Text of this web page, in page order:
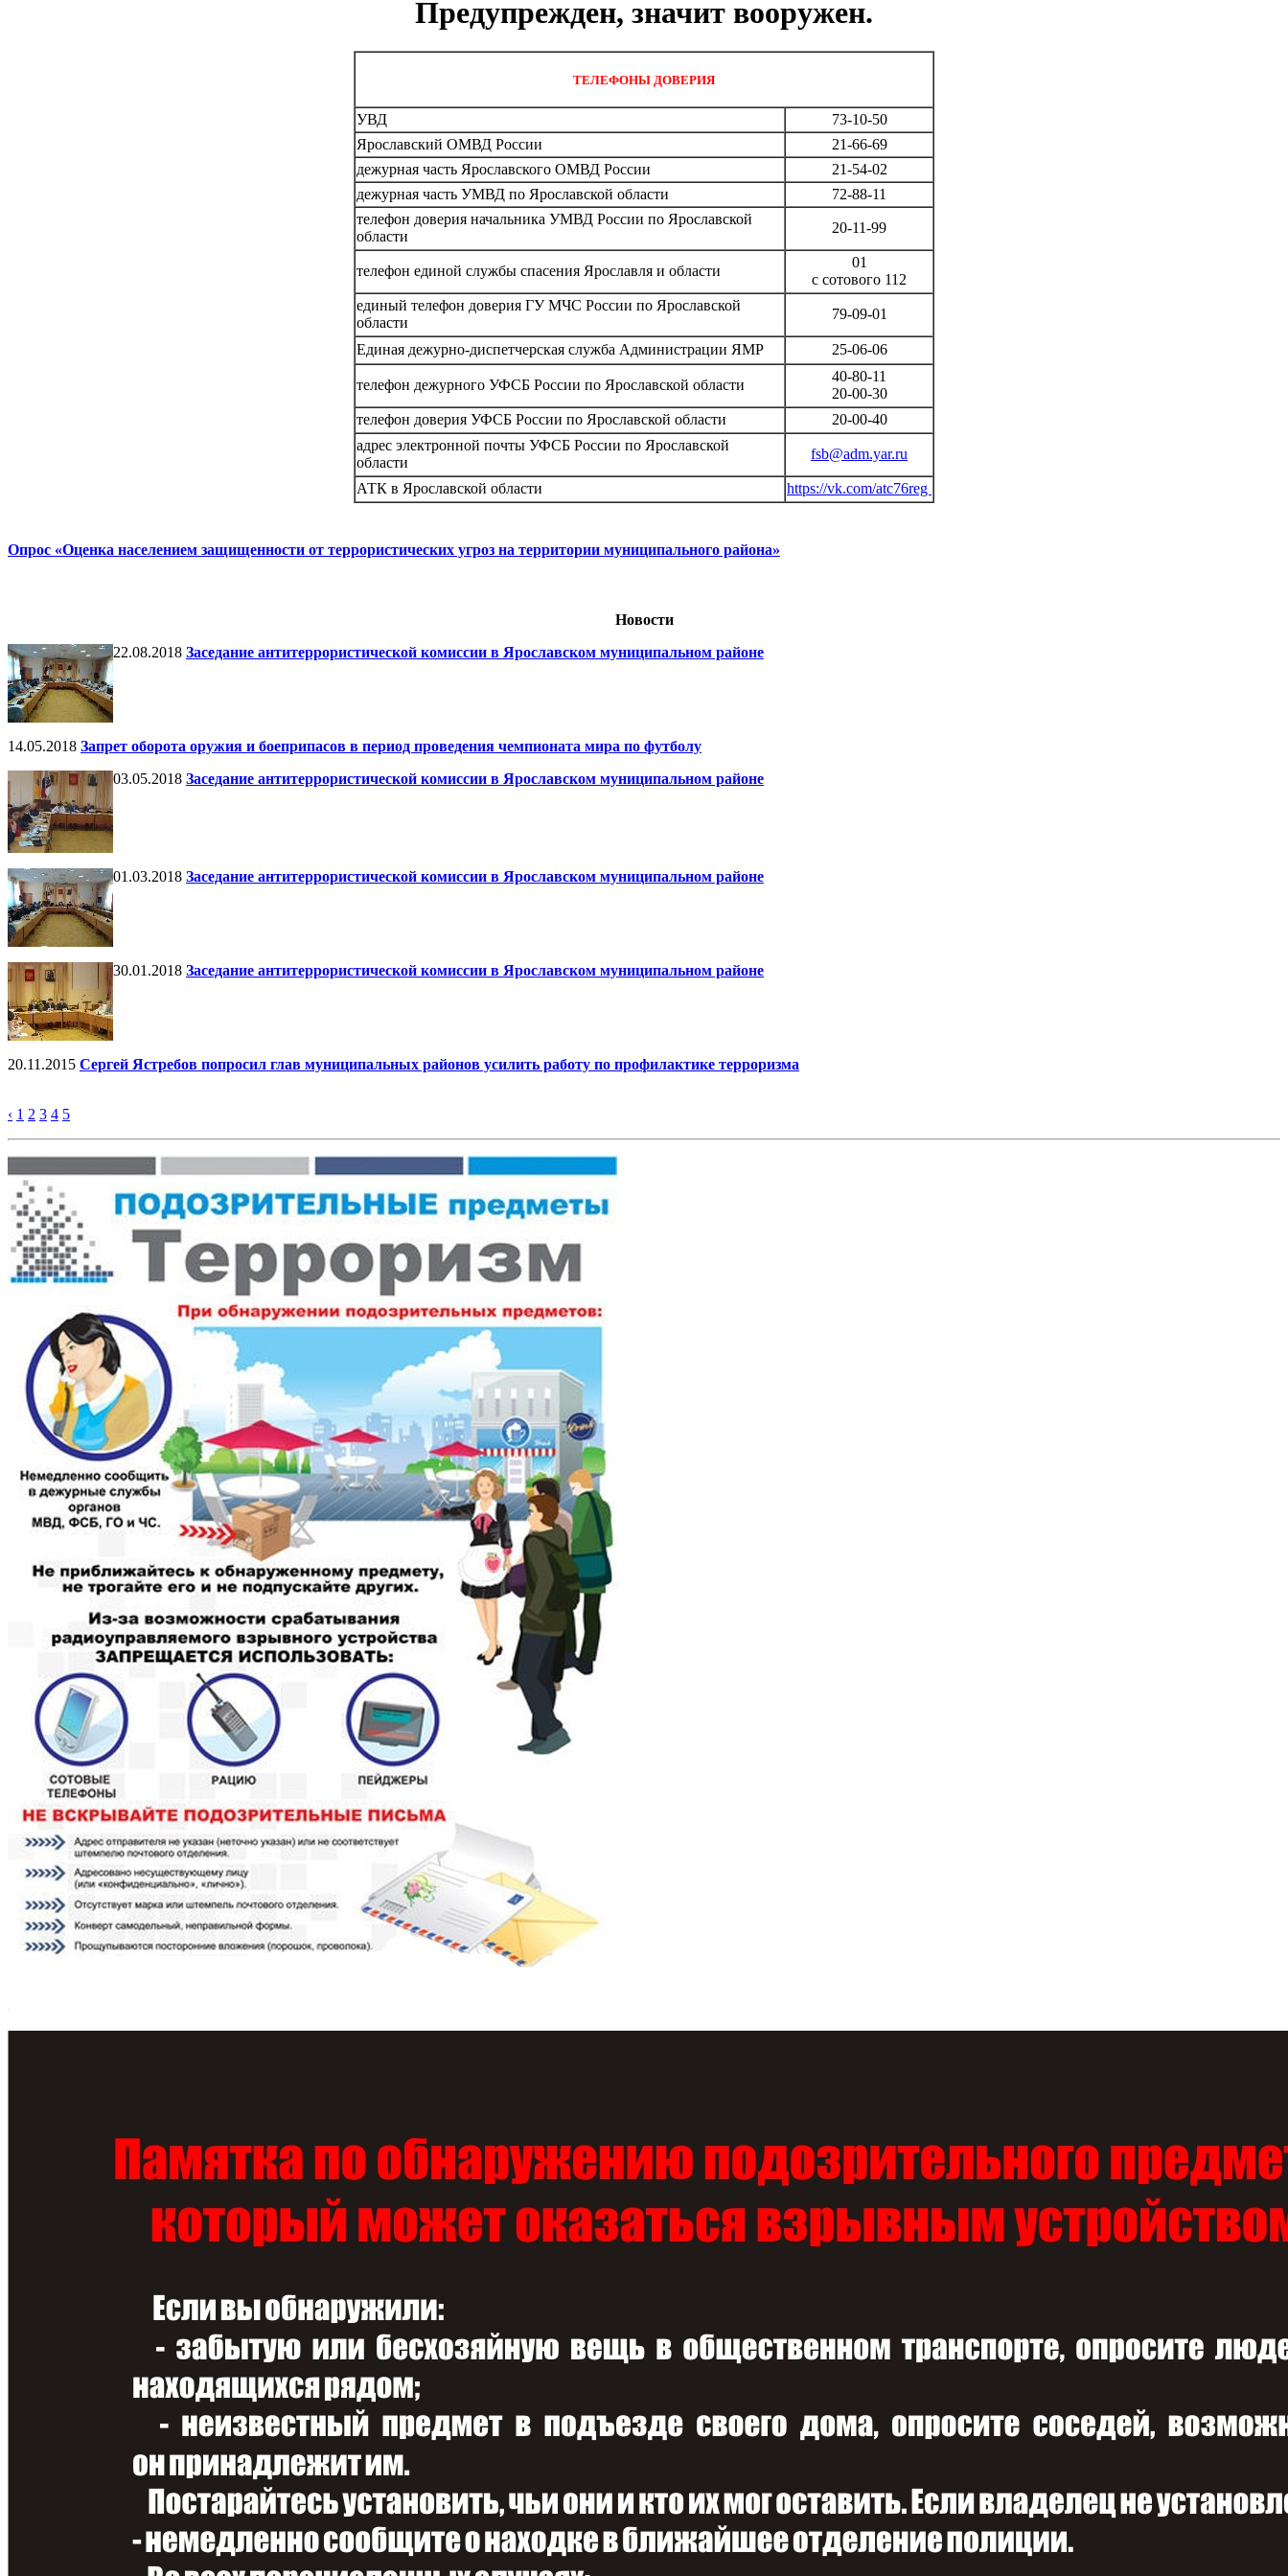
Предупрежден, значит вооружен.
ТЕЛЕФОНЫ ДОВЕРИЯ
УВД
73-10-50
Ярославский ОМВД России
21-66-69
дежурная часть Ярославского ОМВД России
21-54-02
дежурная часть УМВД по Ярославской области
72-88-11
телефон доверия начальника УМВД России по Ярославской
области
20-11-99
телефон единой службы спасения Ярославля и области
01
с сотового 112
единый телефон доверия ГУ МЧС России по Ярославской
области
79-09-01
Единая дежурно-диспетчерская служба Администрации ЯМР 25-06-06
телефон дежурного УФСБ России по Ярославской области
40-80-11
20-00-30
телефон доверия УФСБ России по Ярославской области
20-00-40
адрес электронной почты УФСБ России по Ярославской
области
fsb@adm.yar.ru
АТК в Ярославской области https://vk.com/atc76reg
Опрос «Оценка населением защищенности от террористических угроз на территории муниципального района»
Новости
22.08.2018 Заседание антитеррористической комиссии в Ярославском муниципальном районе
14.05.2018 Запрет оборота оружия и боеприпасов в период проведения чемпионата мира по футболу
03.05.2018 Заседание антитеррористической комиссии в Ярославском муниципальном районе
01.03.2018 Заседание антитеррористической комиссии в Ярославском муниципальном районе
30.01.2018 Заседание антитеррористической комиссии в Ярославском муниципальном районе
20.11.2015 Сергей Ястребов попросил глав муниципальных районов усилить работу по профилактике терроризма
‹ 1 2 3 4 5